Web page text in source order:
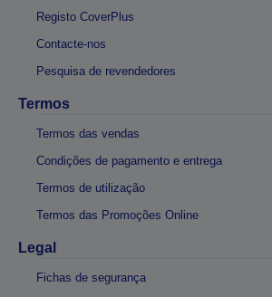
Registo CoverPlus
Contacte-nos
Pesquisa de revendedores
Termos
Termos das vendas
Condições de pagamento e entrega
Termos de utilização
Termos das Promoções Online
Legal
Fichas de segurança